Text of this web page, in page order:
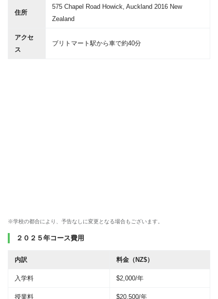
住所
575 Chapel Road Howick, Auckland 2016 New
Zealand
アクセ
ス
ブリトマート駅から車で約40分
※学校の都合により、予告なしに変更となる場合もございます。
２０２５年コース費用
内訳 料金（NZ$）
入学料 $2,000/年
授業料 $20,500/年